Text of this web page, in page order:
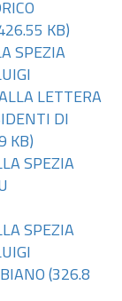
KB)
SPEZIA
LETTERA
DI
KB)
SPEZIA
SPEZIA
(326.8